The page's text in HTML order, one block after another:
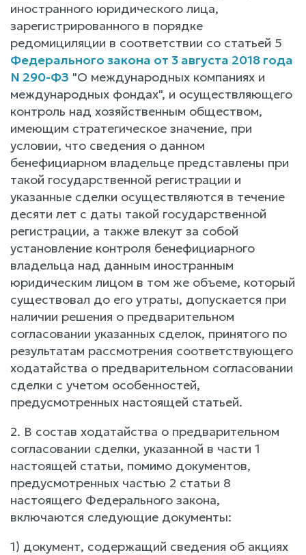
иностранного юридического лица,
зарегистрированного в порядке
редомициляции в соответствии со статьей 5
Федерального закона от 3 августа 2018 года
N 290-ФЗ "О международных компаниях и
международных фондах", и осуществляющего
контроль над хозяйственным обществом,
имеющим стратегическое значение, при
условии, что сведения о данном
бенефициарном владельце представлены при
такой государственной регистрации и
указанные сделки осуществляются в течение
десяти лет с даты такой государственной
регистрации, а также влекут за собой
установление контроля бенефициарного
владельца над данным иностранным
юридическим лицом в том же объеме, который
существовал до его утраты, допускается при
наличии решения о предварительном
согласовании указанных сделок, принятого по
результатам рассмотрения соответствующего
ходатайства о предварительном согласовании
сделки с учетом особенностей,
предусмотренных настоящей статьей.
2. В состав ходатайства о предварительном
согласовании сделки, указанной в части 1
настоящей статьи, помимо документов,
предусмотренных частью 2 статьи 8
настоящего Федерального закона,
включаются следующие документы:
1) документ, содержащий сведения об акциях